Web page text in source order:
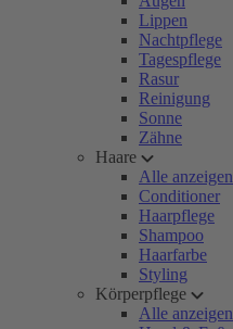
Lippen
Nachtpflege
Tagespflege
Rasur
Reinigung
Sonne
Zähne
Haare
Alle anzeigen
Conditioner
Haarpflege
Shampoo
Haarfarbe
Styling
Körperpflege
Alle anzeigen